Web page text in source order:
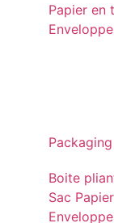
Papier en
Packaging
Boite
Sac Papier